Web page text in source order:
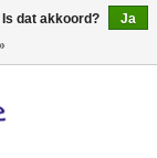
0 Artikelen - €0,00
dat akkoord?
Ja